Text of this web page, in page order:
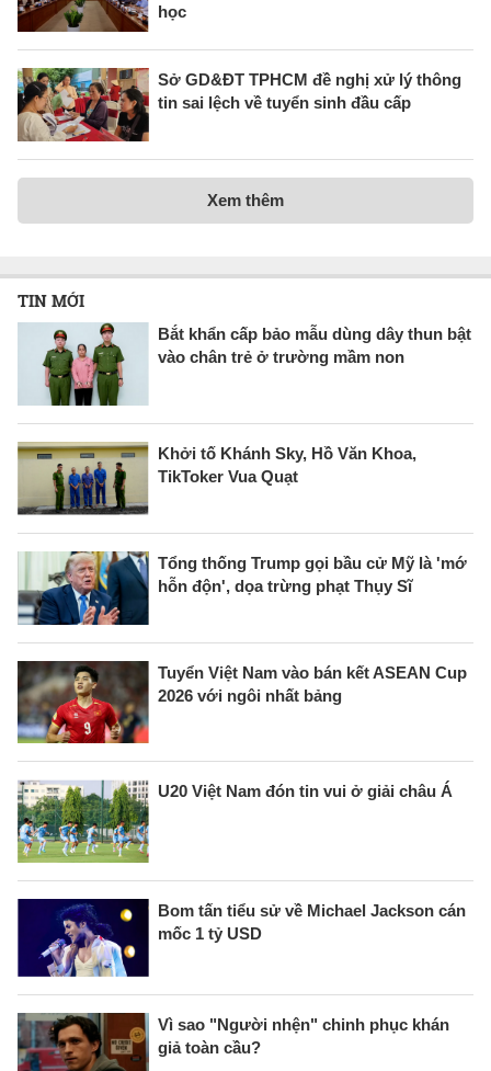
học
Sở GD&ĐT TPHCM đề nghị xử lý thông
tin sai lệch về tuyển sinh đầu cấp
Xem thêm
TIN MỚI
Bắt khẩn cấp bảo mẫu dùng dây thun bật
vào chân trẻ ở trường mầm non
Khởi tố Khánh Sky, Hồ Văn Khoa,
TikToker Vua Quạt
Tổng thống Trump gọi bầu cử Mỹ là 'mớ
hỗn độn', dọa trừng phạt Thụy Sĩ
Tuyển Việt Nam vào bán kết ASEAN Cup
2026 với ngôi nhất bảng
U20 Việt Nam đón tin vui ở giải châu Á
Bom tấn tiểu sử về Michael Jackson cán
mốc 1 tỷ USD
Vì sao "Người nhện" chinh phục khán
giả toàn cầu?